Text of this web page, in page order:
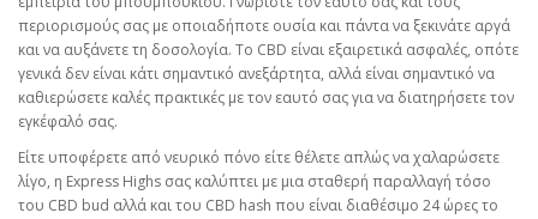
περιορισμούς σας με οποιαδήποτε ουσία και πάντα να ξεκινάτε αργά
και να αυξάνετε τη δοσολογία. Το CBD είναι εξαιρετικά ασφαλές, οπότε
γενικά δεν είναι κάτι σημαντικό ανεξάρτητα, αλλά είναι σημαντικό να
καθιερώσετε καλές πρακτικές με τον εαυτό σας για να διατηρήσετε τον
εγκέφαλό σας.
Είτε υποφέρετε από νευρικό πόνο είτε θέλετε απλώς να χαλαρώσετε
λίγο, η Express Highs σας καλύπτει με μια σταθερή παραλλαγή τόσο
του CBD bud αλλά και του CBD hash που είναι διαθέσιμο 24 ώρες το